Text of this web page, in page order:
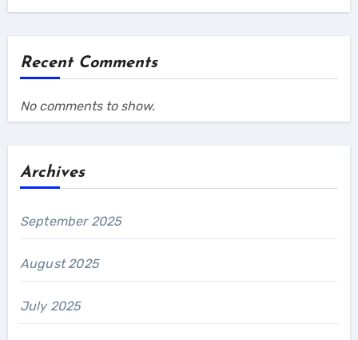
Recent Comments
No comments to show.
Archives
September 2025
August 2025
July 2025